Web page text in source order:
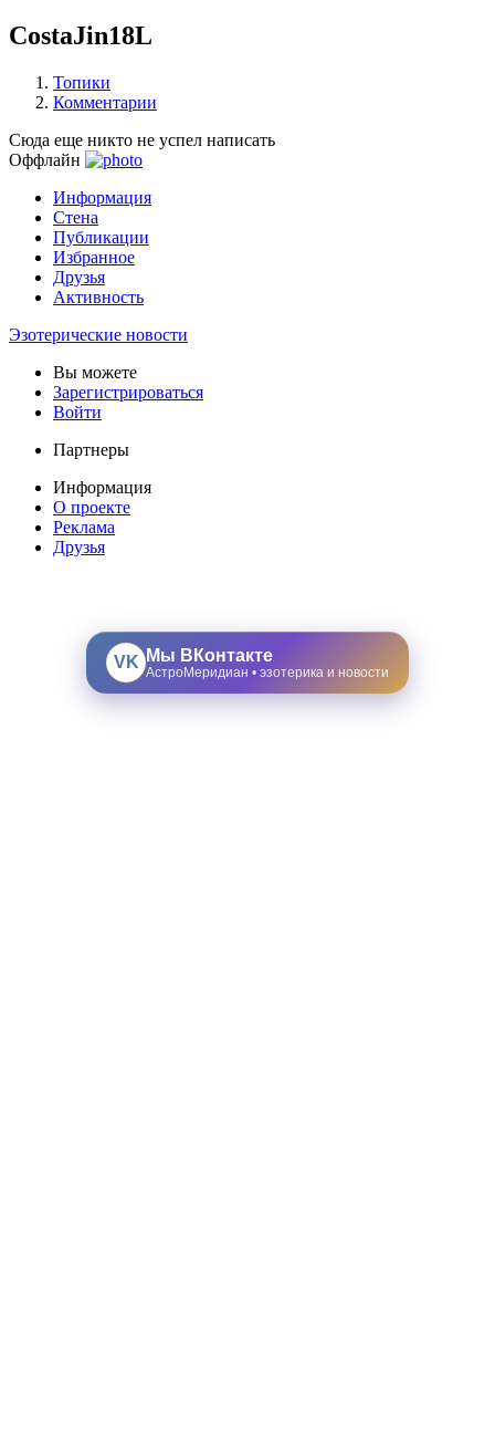
CostaJin18L
Топики
Комментарии
Сюда еще никто не успел написать
Оффлайн
Информация
Стена
Публикации
Избранное
Друзья
Активность
Эзотерические новости
Вы можете
Зарегистрироваться
Войти
Партнеры
Информация
О проекте
Реклама
Друзья
VK Мы ВКонтакте
АстроМеридиан • эзотерика и новости